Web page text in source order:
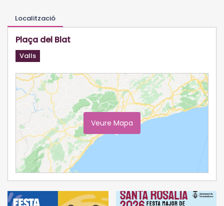
Localització
Plaça del Blat
Valls
Veure Mapa